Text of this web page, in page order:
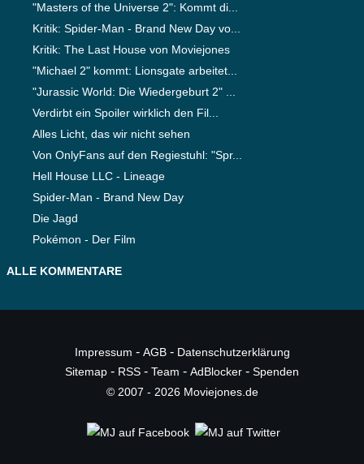
"Masters of the Universe 2": Kommt di...
Kritik: Spider-Man - Brand New Day vo...
Kritik: The Last House von Moviejones
"Michael 2" kommt: Lionsgate arbeitet...
"Jurassic World: Die Wiedergeburt 2" ...
Verdirbt ein Spoiler wirklich den Fil...
Alles Licht, das wir nicht sehen
Von OnlyFans auf den Regiestuhl: "Spr...
Hell House LLC - Lineage
Spider-Man - Brand New Day
Die Jagd
Pokémon - Der Film
ALLE KOMMENTARE
Impressum - AGB- Datenschutzerklärung
Sitemap - RSS - Team - AdBlocker - Spenden
© 2007 - 2026 Moviejones.de